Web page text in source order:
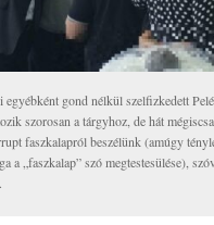
egyébként gond nélkül szelfizkedett
szorosan a tárgyhoz, de hát
faszkalapról beszélünk (amúgy
a „faszkalap” szó megtestesülése),